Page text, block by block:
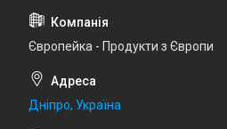
Європейка - Продукти з Європи
Дніпро, Україна